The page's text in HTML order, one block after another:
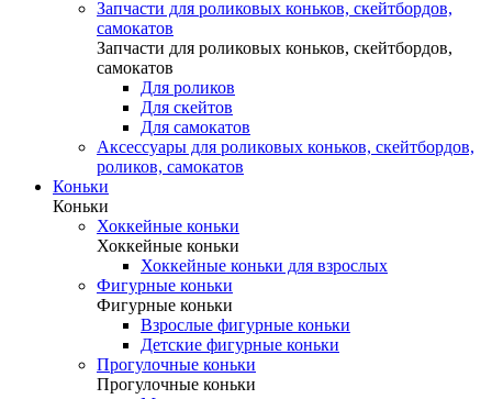
Запчасти для роликовых коньков, скейтбордов,
самокатов
Запчасти для роликовых коньков, скейтбордов,
самокатов
Для роликов
Для скейтов
Для самокатов
Аксессуары для роликовых коньков, скейтбордов,
роликов, самокатов
Коньки
Коньки
Хоккейные коньки
Хоккейные коньки
Хоккейные коньки для взрослых
Фигурные коньки
Фигурные коньки
Взрослые фигурные коньки
Детские фигурные коньки
Прогулочные коньки
Прогулочные коньки